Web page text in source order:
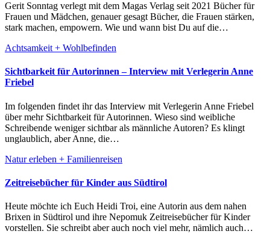
Gerit Sonntag verlegt mit dem Magas Verlag seit 2021 Bücher für
Frauen und Mädchen, genauer gesagt Bücher, die Frauen stärken,
stark machen, empowern. Wie und wann bist Du auf die…
Achtsamkeit + Wohlbefinden
Sichtbarkeit für Autorinnen – Interview mit Verlegerin Anne
Friebel
Im folgenden findet ihr das Interview mit Verlegerin Anne Friebel
über mehr Sichtbarkeit für Autorinnen. Wieso sind weibliche
Schreibende weniger sichtbar als männliche Autoren? Es klingt
unglaublich, aber Anne, die…
Natur erleben + Familienreisen
Zeitreisebücher für Kinder aus Südtirol
Heute möchte ich Euch Heidi Troi, eine Autorin aus dem nahen
Brixen in Südtirol und ihre Nepomuk Zeitreisebücher für Kinder
vorstellen. Sie schreibt aber auch noch viel mehr, nämlich auch…